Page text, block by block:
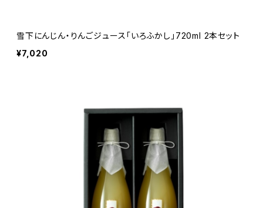
雪下にんじん・りんごジュース「いろふかし」720ml 2本セット
¥7,020